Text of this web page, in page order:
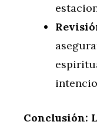
Conclusión: